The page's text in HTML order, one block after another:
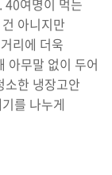
40여명이 먹는
아니지만
리에 더욱
아무말 없이 두어
소한 냉장고안
를 나누게